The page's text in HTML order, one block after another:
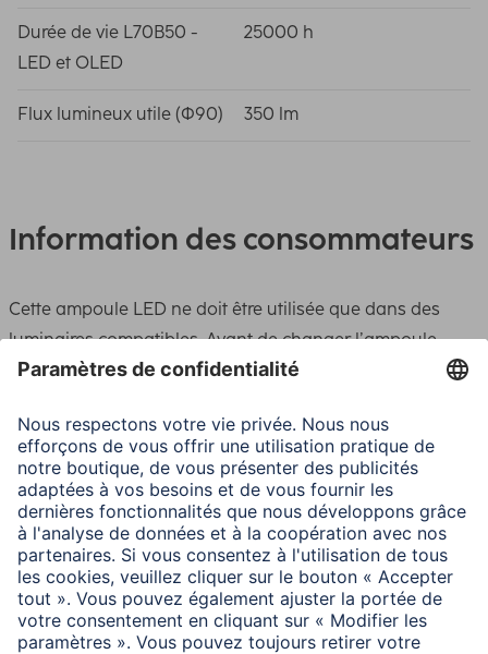
Durée de vie L70B50 -
LED et OLED
25000 h
Flux lumineux utile (Φ90) 350 lm
Information des consommateurs
Cette ampoule LED ne doit être utilisée que dans des
luminaires compatibles. Avant de changer l’ampoule,
attendre le refroidissement complet et débrancher le
endommagées. Aucune responsabilité ne sera acceptée
en cas d’utilisation incorrecte. Cette ampoule LED est
conçue pour un fonctionnement dans des luminaires
ouverts. L’échauffement de l’ampoule en fonctionnement
peut ainsi être dissipé dans l’air ambiant. La durée de vie
prévue est calculée sur la base de ce mode de
fonctionnement. Les ampoules LED peuvent évidemment
aussi être utilisées dans des luminaires fermés, mais elles